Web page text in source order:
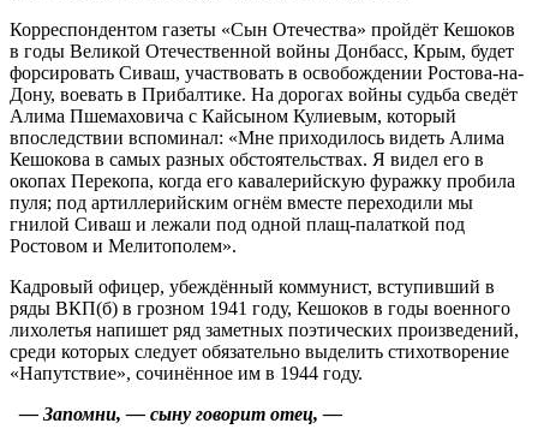
Корреспондентом газеты «Сын Отечества» пройдёт Кешоков
в годы Великой Отечественной войны Донбасс, Крым, будет
форсировать Сиваш, участвовать в освобождении Ростова-на-
Дону, воевать в Прибалтике. На дорогах войны судьба сведёт
Алима Пшемаховича с Кайсыном Кулиевым, который
впоследствии вспоминал: «Мне приходилось видеть Алима
Кешокова в самых разных обстоятельствах. Я видел его в
окопах Перекопа, когда его кавалерийскую фуражку пробила
пуля; под артиллерийским огнём вместе переходили мы
гнилой Сиваш и лежали под одной плащ-палаткой под
Ростовом и Мелитополем».
Кадровый офицер, убеждённый коммунист, вступивший в
ряды ВКП(б) в грозном 1941 году, Кешоков в годы военного
лихолетья напишет ряд заметных поэтических произведений,
среди которых следует обязательно выделить стихотворение
«Напутствие», сочинённое им в 1944 году.
— Запомни, — сыну говорит отец, —